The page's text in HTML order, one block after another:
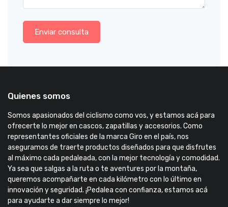
Enviar consulta
Quienes somos
Somos apasionados del ciclismo como vos, y estamos acá para
ofrecerte lo mejor en cascos, zapatillas y accesorios. Como
representantes oficiales de la marca Giro en el país, nos
aseguramos de traerte productos diseñados para que disfrutes
al máximo cada pedaleada, con la mejor tecnología y comodidad.
Ya sea que salgas a la ruta o te aventures por la montaña,
queremos acompañarte en cada kilómetro con lo último en
innovación y seguridad. ¡Pedalea con confianza, estamos acá
para ayudarte a dar siempre lo mejor!